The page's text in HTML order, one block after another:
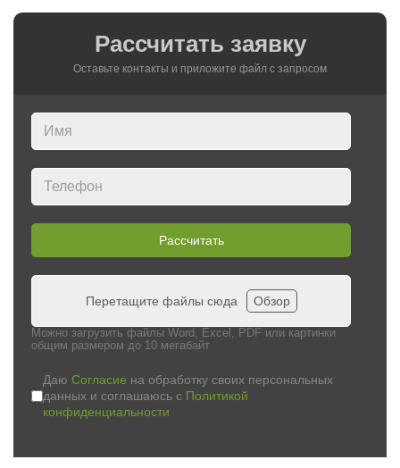
Рассчитать заявку
Оставьте контакты и приложите файл c запросом
Рассчитать
Перетащите файлы сюда Обзор
Можно загрузить файлы Word, Excel, PDF или картинки
общим размером до 10 мегабайт
Даю Согласие на обработку своих персональных
данных и соглашаюсь с Политикой
конфиденциальности